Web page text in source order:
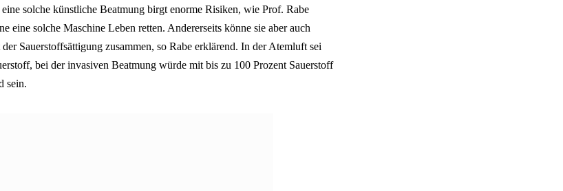
solche künstliche Beatmung birgt enorme Risiken, wie Prof. Rabe
eine solche Maschine Leben retten. Andererseits könne sie aber auch
Sauerstoffsättigung zusammen, so Rabe erklärend. In der Atemluft sei
bei der invasiven Beatmung würde mit bis zu 100 Prozent Sauerstoff
sein.